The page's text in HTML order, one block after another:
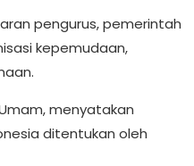
pengurus, pemerintah
kepemudaan,
menyatakan
ditentukan oleh